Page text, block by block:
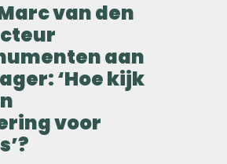
van den
aan
‘Hoe kijk
voor